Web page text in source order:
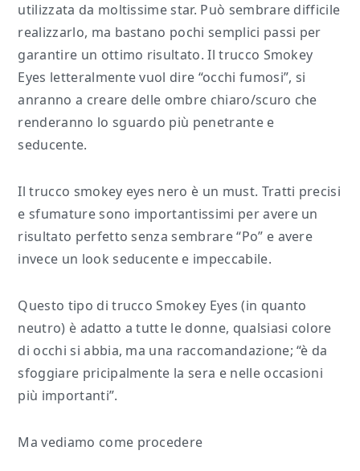
utilizzata da moltissime star. Può sembrare difficile
realizzarlo, ma bastano pochi semplici passi per
garantire un ottimo risultato. Il trucco Smokey
Eyes letteralmente vuol dire “occhi fumosi”, si
anranno a creare delle ombre chiaro/scuro che
renderanno lo sguardo più penetrante e
seducente.
Il trucco smokey eyes nero è un must. Tratti precisi
e sfumature sono importantissimi per avere un
risultato perfetto senza sembrare “Po” e avere
invece un look seducente e impeccabile.
Questo tipo di trucco Smokey Eyes (in quanto
neutro) è adatto a tutte le donne, qualsiasi colore
di occhi si abbia, ma una raccomandazione; “è da
sfoggiare pricipalmente la sera e nelle occasioni
più importanti”.
Ma vediamo come procedere